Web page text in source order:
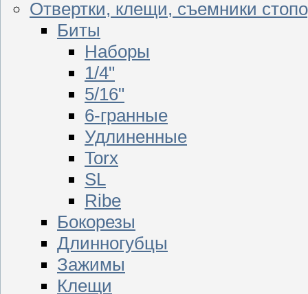
Отвертки, клещи, съемники
Биты
Наборы
1/4"
5/16"
6-гранные
Удлиненные
Torx
SL
Ribe
Бокорезы
Длинногубцы
Зажимы
Клещи